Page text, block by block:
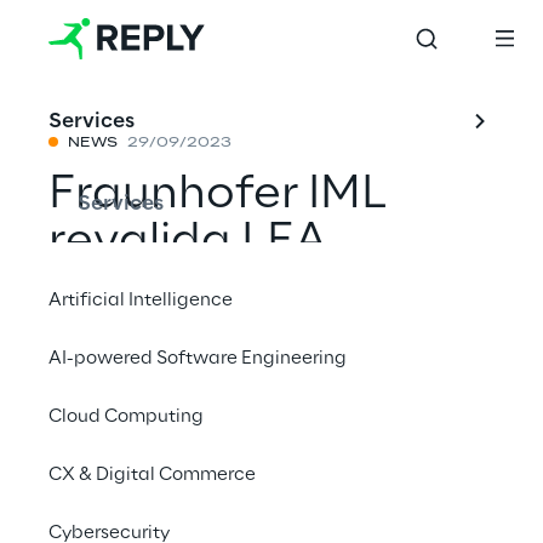
Services
Services
Artificial Intelligence
AI-powered Software Engineering
Cloud Computing
CX & Digital Commerce
Cybersecurity
NEWS 29/09/2023
Fraunhofer IML
revalida LEA
REPLY™
29 de setembro de 2023